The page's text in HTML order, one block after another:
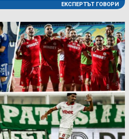
ЕКСПЕРТЪТ ГОВОРИ